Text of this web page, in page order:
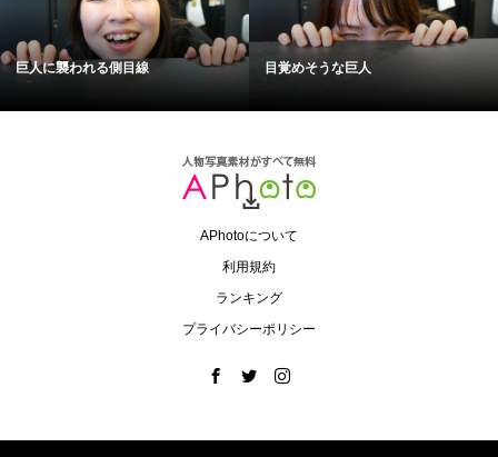
巨人に襲われる側目線 目覚めそうな巨人
APhotoについて
利用規約
ランキング
プライバシーポリシー